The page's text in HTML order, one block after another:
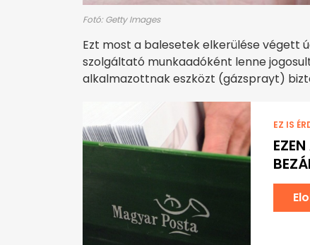
Fotó: Getty Images
Ezt most a balesetek elkerülése végett
szolgáltató munkaadóként lenne
alkalmazottnak eszközt (gázsprayt)
EZ IS